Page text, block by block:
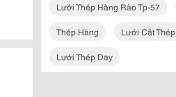
Lưới Thép Hàng Rào Tp-57
Thép Hàng Lưới Cắt Thép
Lưới Thép Day